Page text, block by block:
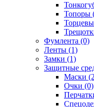
Топоры
Фумлента (0)
Ленты (1)
Замки (1)
Защитные
Маски
Очки (0)